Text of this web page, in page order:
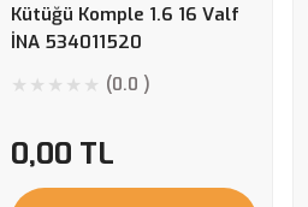
Kütüğü Komple 1.6 16 Valf
İNA 534011520
(0.0 )
0,00 TL